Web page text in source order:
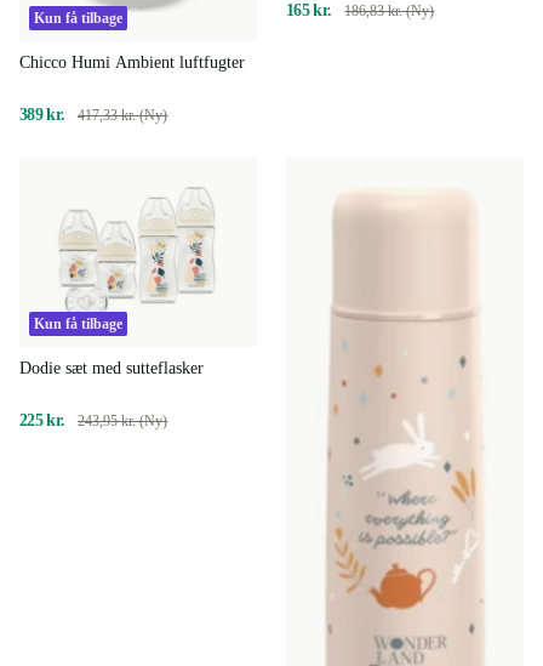
Kun få tilbage
Chicco Humi Ambient luftfugter
389 kr. 417,33 kr. (Ny)
165 kr. 186,83 kr. (Ny)
Kun få tilbage
Dodie sæt med sutteflasker
225 kr. 243,95 kr. (Ny)